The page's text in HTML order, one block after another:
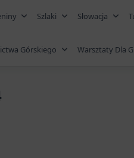
Szlaki Słowacja
Górskiego Warsztaty Dla